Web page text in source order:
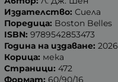
Издателство: Сиела
Поредица: Boston Belles
ISBN: 9789542853473
Година на издаване: 2026
Корица: мека
Страници: 472
Формат: 60/90/16